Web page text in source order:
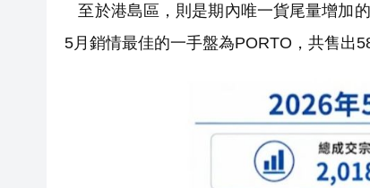
至於港島區，則是期內唯一貨尾量增加
5月銷情最佳的一手盤為PORTO，共售出58